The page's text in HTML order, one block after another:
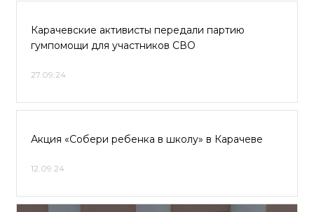
Карачевские активисты передали партию
гумпомощи для участников СВО
27.09.24
Акция «Собери ребенка в школу» в Карачеве
12.09.24